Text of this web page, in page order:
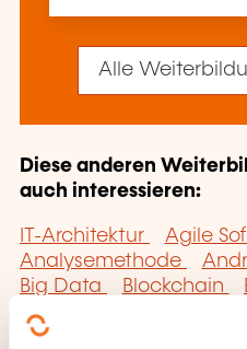
Alle
Diese anderen
auch interessieren:
IT-Architektur
Agile
Analysemethode
Big Data
Blockchain
Intelligence
Computing